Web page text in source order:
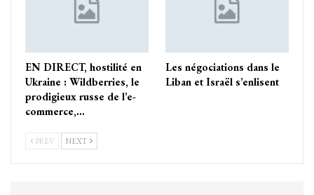
EN DIRECT, hostilité en
Ukraine : Wildberries, le
prodigieux russe de l’e-
commerce,…
Les négociations dans le
Liban et Israël s’enlisent
PREV NEXT